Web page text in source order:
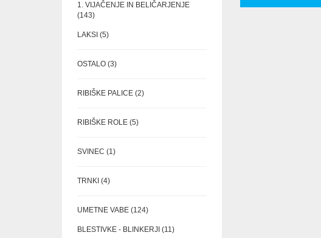
1. VIJAČENJE IN BELIČARJENJE
143143
LAKSI
55
OSTALO 33
RIBIŠKE PALICE 22
RIBIŠKE ROLE 55
SVINEC 11
TRNKI 44
UMETNE VABE 124124
BLESTIVKE - BLINKERJI
1111